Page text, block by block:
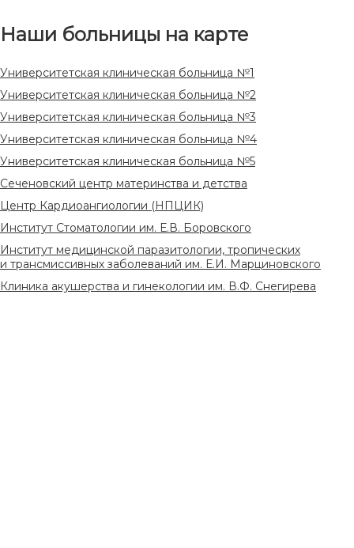
Наши больницы на карте
Университетская клиническая больница №1
Университетская клиническая больница №2
Университетская клиническая больница №3
Университетская клиническая больница №4
Университетская клиническая больница №5
Сеченовский центр материнства и детства
Центр Кардиоангиологии (НПЦИК)
Институт Стоматологии им. Е.В. Боровского
Институт медицинской паразитологии, тропических
и трансмиссивных заболеваний им. Е.И. Марциновского
Клиника акушерства и гинекологии им. В.Ф. Снегирева